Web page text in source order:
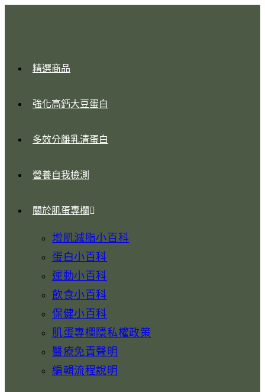
精選商品
強化高鈣大豆蛋白
多效分離乳清蛋白
營養自我檢測
關於肌蛋專欄
增肌減脂小百科
蛋白小百科
運動小百科
飲食小百科
保健小百科
肌蛋專欄隱私權政策
醫療免責聲明
編輯流程說明